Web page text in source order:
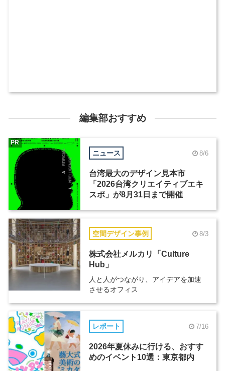
編集部おすすめ
ニュース 8/6
台湾最大のデザイン見本市
「2026台湾クリエイティブエキ
スポ」が8月31日まで開催
PR
空間デザイン事例 8/3
株式会社メルカリ「Culture
Hub」
人と人がつながり、アイデアを加速
させるオフィス
レポート 7/16
2026年夏休みに行ける、おすす
めのイベント10選：東京都内